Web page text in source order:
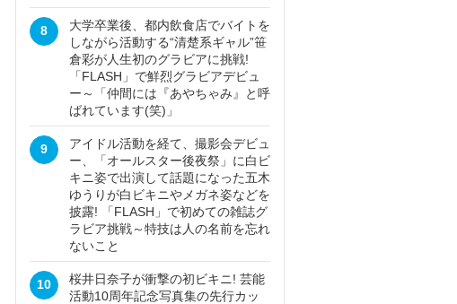
8
大学卒業後、都内飲食店でバイトを
しながら活動する“清楚系ギャル”笹
倉彩が人生初のグラビアに挑戦!
「FLASH」で鮮烈グラビアデビュ
ー～「仲間には『あやちゃみ』と呼
ばれています(笑)」
9
アイドル活動を経て、撮影会デビュ
ー、「オールスター後夜祭」に白ビ
キニ姿で出演して話題になった五木
ゆうりが白ビキニやメガネ姿などを
披露! 「FLASH」で初めての雑誌グ
ラビア挑戦～特技は人の名前を忘れ
ないこと
10
桜井日奈子が衝撃の初ビキニ! 芸能
活動10周年記念写真集の先行カッ